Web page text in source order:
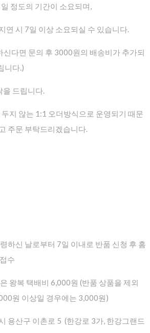
정도의 기간이 소요되며,
연 시 7일 이상 소요되실 수 있습니다.
신다면 문의 후 3000원의 배송비가 추가되
니다.)
을 드립니다.
지 않는 1:1 오더방식으로 운영되기 때문
주문 부탁드리겠습니다.
하신 날로부터 7일 이내로 반품 신청 후 홈
수
왕복 택배비 6,000원 (반품 상품을 제외
원 이상일 경우에는 3,000원)
용산구 이촌로 5 (한강로 3가, 한강그랜드